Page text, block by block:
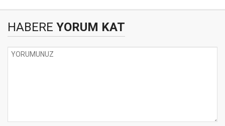
HABERE YORUM KAT